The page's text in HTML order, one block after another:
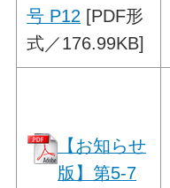
号 P12 [PDF形
式／176.99KB]
【お知らせ
版】第5-7